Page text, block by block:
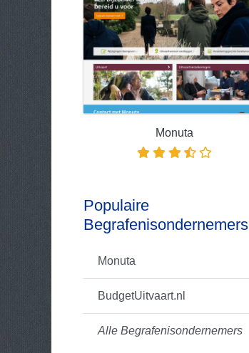
Monuta
Populaire
Begrafenisondernemers
Monuta
BudgetUitvaart.nl
Alle Begrafenisondernemers